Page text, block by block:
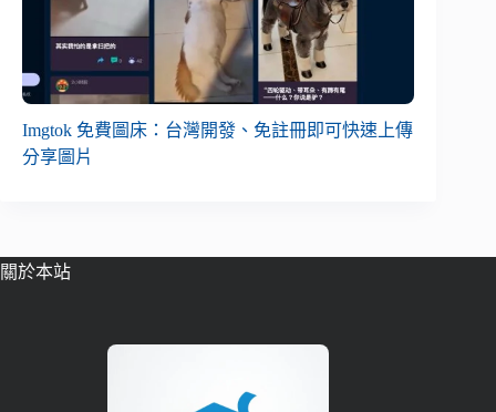
Imgtok 免費圖床：台灣開發、免註冊即可快速上傳
分享圖片
關於本站